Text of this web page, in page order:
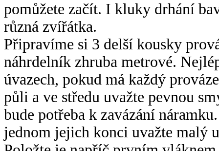
pomůžete začít. I kluky drhání
různá zvířátka.
Připravíme si 3 delší kousky
náhrdelník zhruba metrové.
úvazech, pokud má každý
půli a ve středu uvažte pevnou
bude potřeba k zavázání
jednom jejich konci uvažte malý